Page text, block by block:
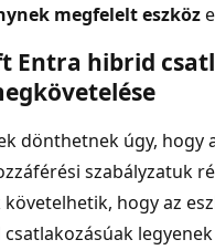
megfelelt eszköz
Entra hibrid
dönthetnek úgy, hogy
szabályzatuk
követelhetik, hogy az